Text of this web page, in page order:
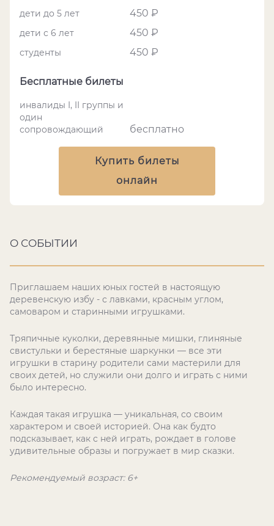
дети до 5 лет 450 ₽
дети с 6 лет 450 ₽
студенты 450 ₽
Бесплатные билеты
инвалиды I, II группы и
один
сопровождающий
бесплатно
Купить билеты
онлайн
О СОБЫТИИ
Приглашаем наших юных гостей в настоящую
деревенскую избу - с лавками, красным углом,
самоваром и старинными игрушками.
Тряпичные куколки, деревянные мишки, глиняные
свистульки и берестяные шаркунки — все эти
игрушки в старину родители сами мастерили для
своих детей, но служили они долго и играть с ними
было интересно.
Каждая такая игрушка — уникальная, со своим
характером и своей историей. Она как будто
подсказывает, как с ней играть, рождает в голове
удивительные образы и погружает в мир сказки.
Рекомендуемый возраст: 6+